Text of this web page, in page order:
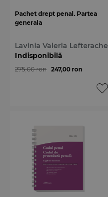
Pachet drept penal. Partea
generala
Lavinia Valeria Lefterache
Indisponibilă
275,00 ron 247,00 ron